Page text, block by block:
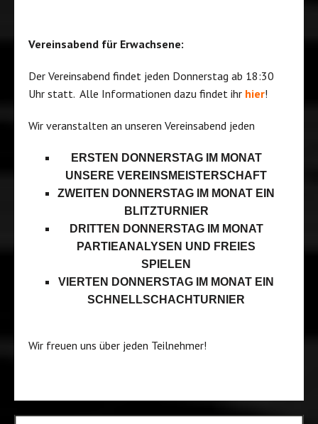
Vereinsabend für Erwachsene:
Der Vereinsabend findet jeden Donnerstag ab 18:30
Uhr statt. Alle Informationen dazu findet ihr hier!
Wir veranstalten an unseren Vereinsabend jeden
ERSTEN DONNERSTAG IM MONAT
UNSERE VEREINSMEISTERSCHAFT
ZWEITEN DONNERSTAG IM MONAT EIN
BLITZTURNIER
DRITTEN DONNERSTAG IM MONAT
PARTIEANALYSEN UND FREIES
SPIELEN
VIERTEN DONNERSTAG IM MONAT EIN
SCHNELLSCHACHTURNIER
Wir freuen uns über jeden Teilnehmer!